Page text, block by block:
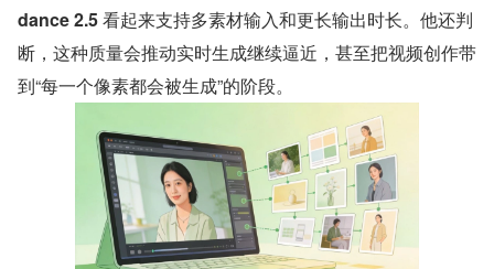
dance 2.5 看起来支持多素材输入和更长输出时长。他还判
断，这种质量会推动实时生成继续逼近，甚至把视频创作带
到“每一个像素都会被生成”的阶段。